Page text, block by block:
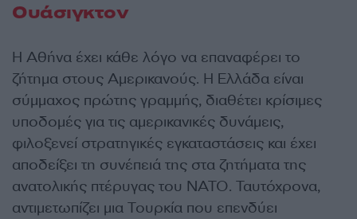
Ουάσιγκτον
Η Αθήνα έχει κάθε λόγο να επαναφέρει το
ζήτημα στους Αμερικανούς. Η Ελλάδα είναι
σύμμαχος πρώτης γραμμής, διαθέτει κρίσιμες
υποδομές για τις αμερικανικές δυνάμεις,
φιλοξενεί στρατηγικές εγκαταστάσεις και έχει
αποδείξει τη συνέπειά της στα ζητήματα της
ανατολικής πτέρυγας του ΝΑΤΟ. Ταυτόχρονα,
αντιμετωπίζει μια Τουρκία που επενδύει